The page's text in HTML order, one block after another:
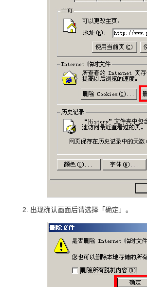
出现确认画面后请选择「确定」。